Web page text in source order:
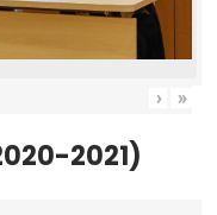
› »
2021)